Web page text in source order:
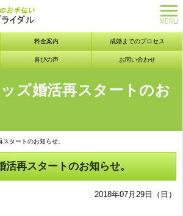
料金案内 成婚までのプロセス
喜びの声 お問い合わせ
ズ婚活再スタートのお
タートのお知らせ。
活再スタートのお知らせ。
2018年07月29日（日）